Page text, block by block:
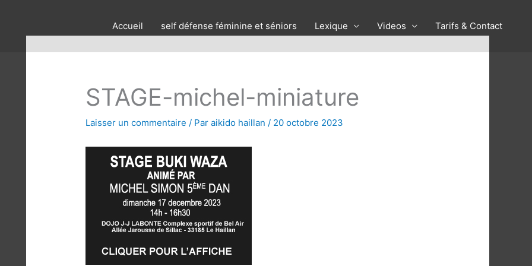
Accueil self défense féminine et séniors Lexique Videos Tarifs & Contact
STAGE-michel-miniature
Laisser un commentaire / Paraikido haillan/ 20 octobre 2023